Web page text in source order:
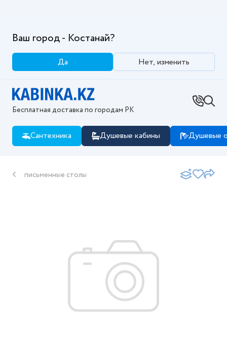
Ваш город - Костанай?
Да Нет, изменить
Бесплатная доставка по городам РК
Сантехника Душевые кабины Душевые
письменные столы